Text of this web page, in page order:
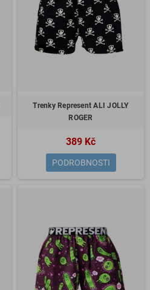
Trenky Represent ALI JOLLY
ROGER
389 Kč
PODROBNOSTI